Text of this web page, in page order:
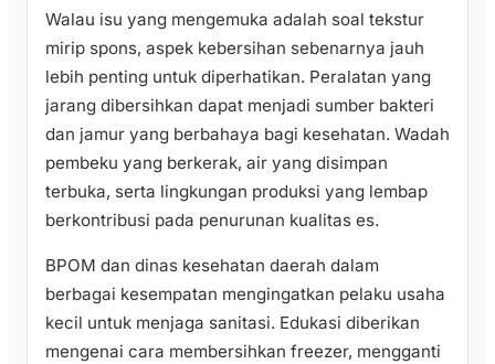
Walau isu yang mengemuka adalah soal tekstur
mirip spons, aspek kebersihan sebenarnya jauh
lebih penting untuk diperhatikan. Peralatan yang
jarang dibersihkan dapat menjadi sumber bakteri
dan jamur yang berbahaya bagi kesehatan. Wadah
pembeku yang berkerak, air yang disimpan
terbuka, serta lingkungan produksi yang lembap
berkontribusi pada penurunan kualitas es.
BPOM dan dinas kesehatan daerah dalam
berbagai kesempatan mengingatkan pelaku usaha
kecil untuk menjaga sanitasi. Edukasi diberikan
mengenai cara membersihkan freezer, mengganti